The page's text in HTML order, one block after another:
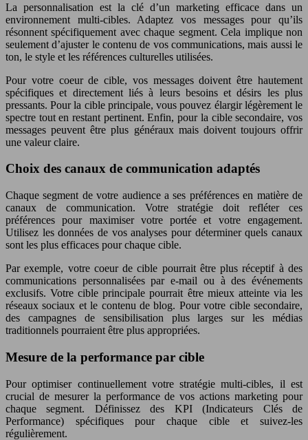
La personnalisation est la clé d’un marketing efficace dans un
environnement multi-cibles. Adaptez vos messages pour qu’ils
résonnent spécifiquement avec chaque segment. Cela implique non
seulement d’ajuster le contenu de vos communications, mais aussi le
ton, le style et les références culturelles utilisées.
Pour votre coeur de cible, vos messages doivent être hautement
spécifiques et directement liés à leurs besoins et désirs les plus
pressants. Pour la cible principale, vous pouvez élargir légèrement le
spectre tout en restant pertinent. Enfin, pour la cible secondaire, vos
messages peuvent être plus généraux mais doivent toujours offrir
une valeur claire.
Choix des canaux de communication adaptés
Chaque segment de votre audience a ses préférences en matière de
canaux de communication. Votre stratégie doit refléter ces
préférences pour maximiser votre portée et votre engagement.
Utilisez les données de vos analyses pour déterminer quels canaux
sont les plus efficaces pour chaque cible.
Par exemple, votre coeur de cible pourrait être plus réceptif à des
communications personnalisées par e-mail ou à des événements
exclusifs. Votre cible principale pourrait être mieux atteinte via les
réseaux sociaux et le contenu de blog. Pour votre cible secondaire,
des campagnes de sensibilisation plus larges sur les médias
traditionnels pourraient être plus appropriées.
Mesure de la performance par cible
Pour optimiser continuellement votre stratégie multi-cibles, il est
crucial de mesurer la performance de vos actions marketing pour
chaque segment. Définissez des KPI (Indicateurs Clés de
Performance) spécifiques pour chaque cible et suivez-les
régulièrement.